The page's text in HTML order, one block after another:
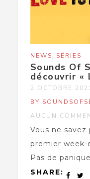
NEWS SÉRIES
Sounds Of
découvrir «
2 OCTOBRE
BY
AUCUN
Vous ne
premier week-
Pas de
SHARE: